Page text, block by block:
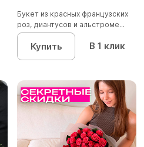
Букет из красных французских
роз, диантусов и альстроме...
Купить В 1 клик